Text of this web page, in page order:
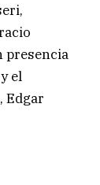
presencia
el
Edgar